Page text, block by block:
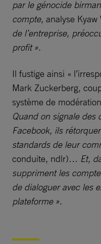
par le génocide
compte, analyse Kyaw
de l’entreprise,
profit ».
Il fustige ainsi «
Mark Zuckerberg,
système de
Quand on signale des
Facebook, ils
standards de leur
conduite, ndlr)… Et,
suppriment les
de dialoguer avec les
plateforme ».